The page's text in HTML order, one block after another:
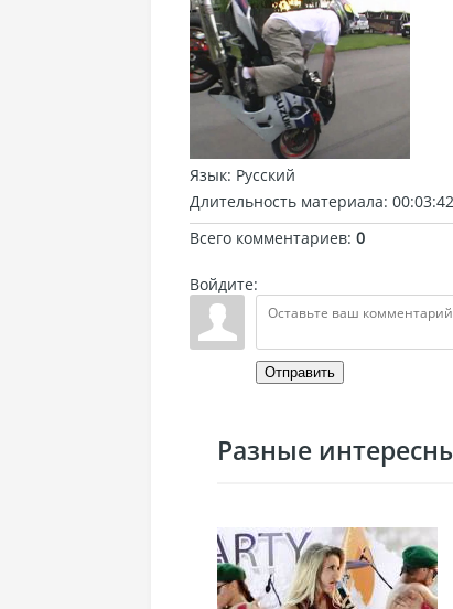
Язык: Русский
Длительность материала: 00:03:42
Всего комментариев: 0
Войдите:
Отправить
Разные